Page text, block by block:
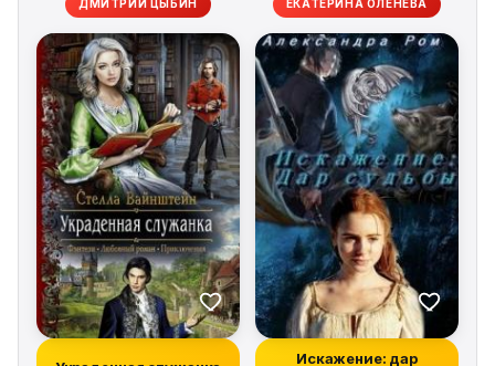
ДМИТРИЙ ЦЫБИН ЕКАТЕРИНА ОЛЕНЕВА
Искажение: дар